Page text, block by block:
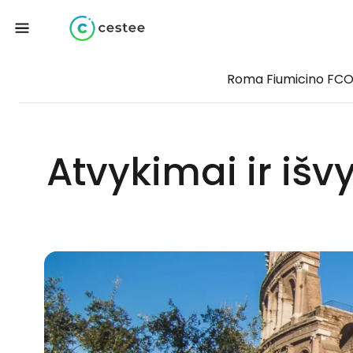
Roma Fiumicino FCO
Atvykimai ir